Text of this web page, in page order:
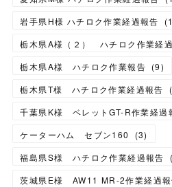
岩手県H様 ハチロク作業経過報告
(
栃木県A様（２） ハチロク作業経
栃木県A様 ハチロク作業報告 (9)
栃木県T様 ハチロク作業経過報告
(
千葉県K様 ベレットGT-R作業経過
ケーターハム セブン160
(3)
福島県S様 ハチロク作業経過報告
茨城県E様 AW11 MR-2作業経過報